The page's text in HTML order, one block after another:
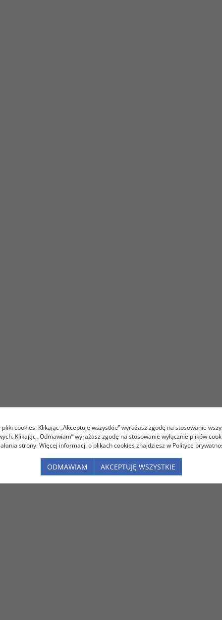
cookies. Klikając „Akceptuję wszystkie” wyrażasz zgodę na stosowanie
Klikając „Odmawiam” wyrażasz zgodę na stosowanie wyłącznie plików
strony. Więcej informacji o plikach cookies znajdziesz w Polityce
ODMAWIAM AKCEPTUJĘ WSZYSTKIE